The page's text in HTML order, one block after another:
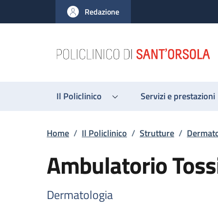
al contenuto principale
to footer content
Redazione
Il Policlinico Servizi e prestazioni
Briciole di pane
Home / Il Policlinico / Strutture /
Ambulatorio
Dermatologia